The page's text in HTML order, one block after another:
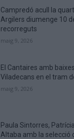
Campredó acull la
Argilers diumenge 10
recorreguts
maig 9, 2026
El Cantaires amb
Viladecans en el tram
maig 9, 2026
Paula Sintorres,
Altaba amb la selecció